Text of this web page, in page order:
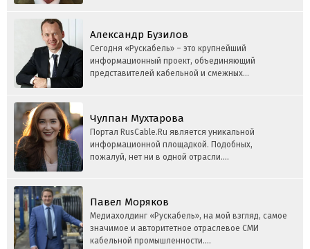
Александр Бузилов
Сегодня «Рускабель» – это крупнейший
информационный проект, объединяющий
представителей кабельной и смежных...
Чулпан Мухтарова
Портал RusCable.Ru является уникальной
информационной площадкой. Подобных,
пожалуй, нет ни в одной отрасли....
Павел Моряков
Медиахолдинг «Рускабель», на мой взгляд, самое
значимое и авторитетное отраслевое СМИ
кабельной промышленности....